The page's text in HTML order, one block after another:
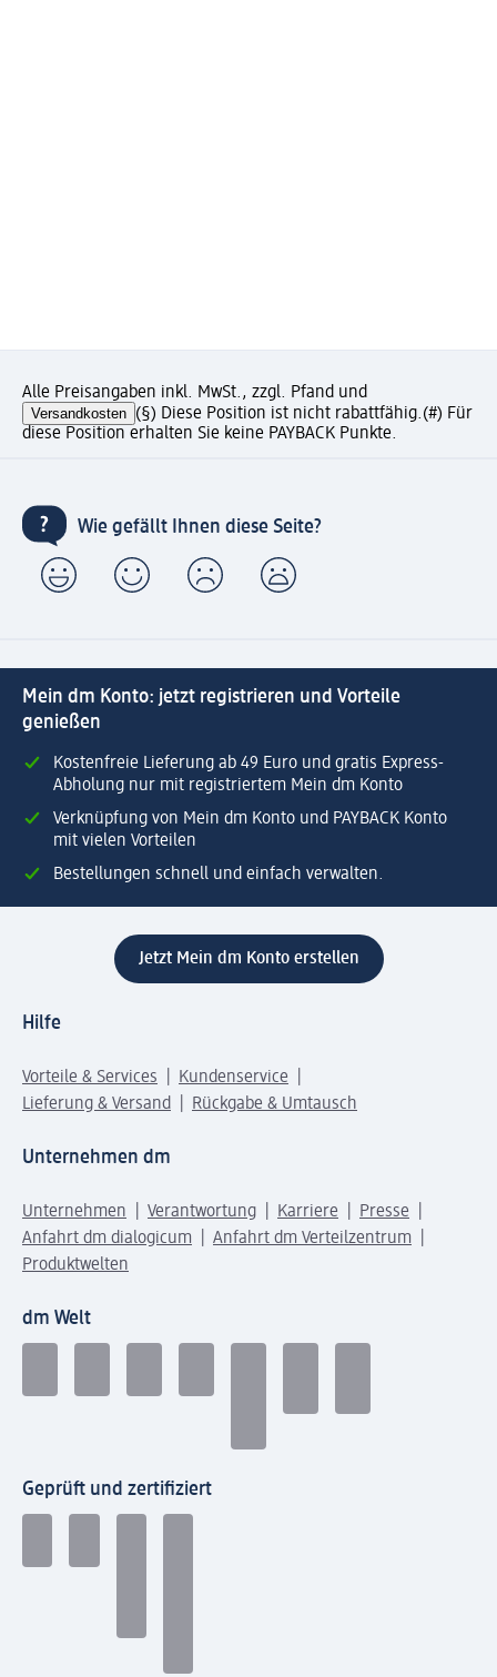
Alle Preisangaben inkl. MwSt., zzgl. Pfand und
Versandkosten (§) Diese Position ist nicht rabattfähig.(#) Für
diese Position erhalten Sie keine PAYBACK Punkte.
Wie gefällt Ihnen diese Seite?
Mein dm Konto: jetzt registrieren und Vorteile
genießen
Kostenfreie Lieferung ab 49 Euro und gratis Express-
Abholung nur mit registriertem Mein dm Konto
Verknüpfung von Mein dm Konto und PAYBACK Konto
mit vielen Vorteilen
Bestellungen schnell und einfach verwalten.
Jetzt Mein dm Konto erstellen
Hilfe
Vorteile & Services
Kundenservice
Lieferung & Versand
Rückgabe & Umtausch
Unternehmen dm
Unternehmen Verantwortung Karriere
Presse
Anfahrt dm dialogicum
Anfahrt dm Verteilzentrum
Produktwelten
dm Welt
Geprüft und zertifiziert